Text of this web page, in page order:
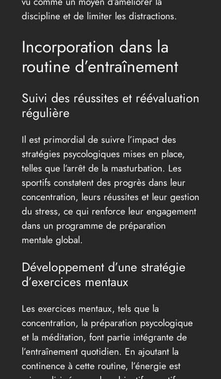
discipline et de limiter les distractions.
Incorporation dans la
routine d’entraînement
Suivi des réussites et réévaluation
régulière
Il est primordial de suivre l’impact des
stratégies psycologiques mises en place,
telles que l’arrêt de la masturbation. Les
sportifs constatent des progrès dans leur
concentration, leurs réussites et leur gestion
du stress, ce qui renforce leur engagement
dans un programme de préparation
mentale global.
Développement d’une stratégie
d’exercices mentaux
Les exercices mentaux, tels que la
concentration, la préparation psycologique
et la méditation, font partie intégrante de
l’entraînement quotidien. En ajoutant la
continence à cette routine, l’énergie est